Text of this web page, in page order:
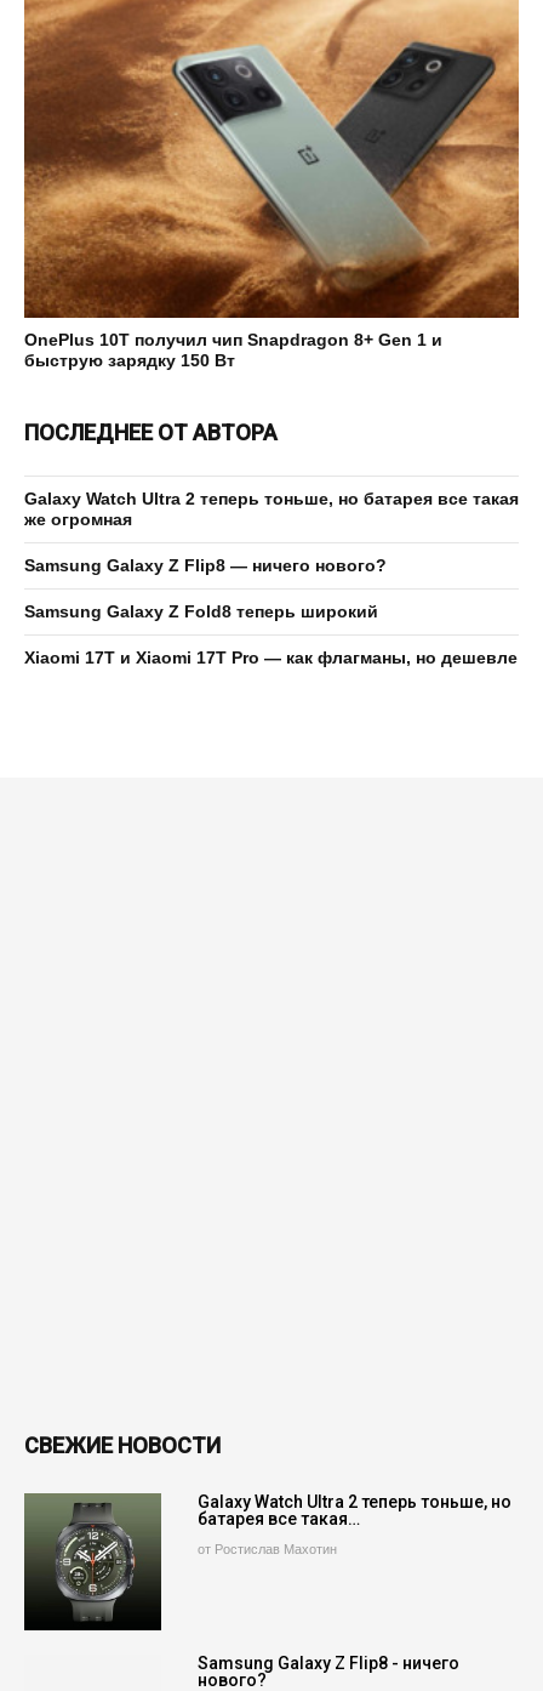
OnePlus 10T получил чип Snapdragon 8+ Gen 1 и
быструю зарядку 150 Вт
ПОСЛЕДНЕЕ ОТ АВТОРА
Galaxy Watch Ultra 2 теперь тоньше, но батарея все такая
же огромная
Samsung Galaxy Z Flip8 — ничего нового?
Samsung Galaxy Z Fold8 теперь широкий
Xiaomi 17T и Xiaomi 17T Pro — как флагманы, но дешевле
СВЕЖИЕ НОВОСТИ
Galaxy Watch Ultra 2 теперь тоньше, но
батарея все такая…
от Ростислав Махотин
Samsung Galaxy Z Flip8 - ничего
нового?